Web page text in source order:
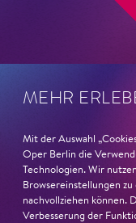
Komische Oper Berlin
@Schillertheater
Bismarckstraße 110
10625 Berlin
TELEFONSERVICE
MEHR
Mit der Auswahl
Oper Berlin die
Technologien. Wir
Browsereinstellungen
nachvollziehen können.
Verbesserung der